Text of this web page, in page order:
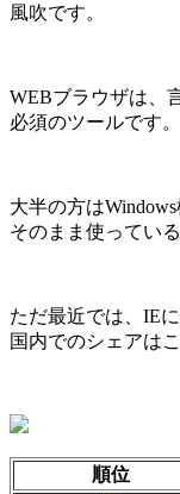
風吹です。
WEBブラウザは、
必須のツールです。
大半の方は
そのまま使ってい
ただ最近では、IE
国内でのシェアは
順位